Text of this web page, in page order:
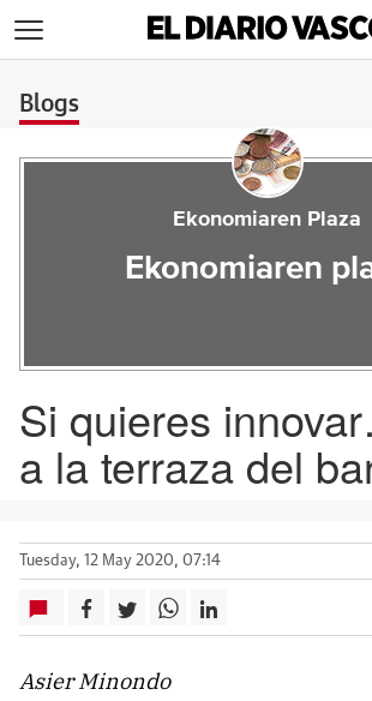
Blogs
Ekonomiaren Plaza
Ekonomiaren
Si quieres
a la terraza del
Tuesday, 12 May 2020, 07:14
Asier Minondo